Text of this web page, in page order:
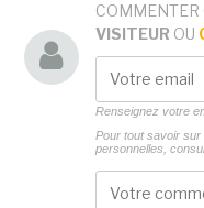
COMMENTER
VISITEUR OU
Renseignez votre
Pour tout savoir sur
personnelles,